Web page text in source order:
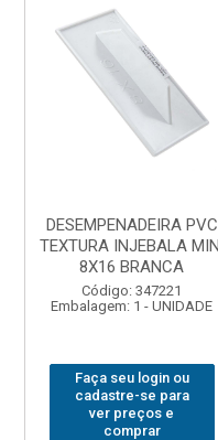
DESEMPENADEIRA PVC
TEXTURA INJEBALA
8X16 BRANCA
Código: 347221
Embalagem: 1 - UNIDADE
Faça seu login ou
cadastre-se para
ver preços e
comprar